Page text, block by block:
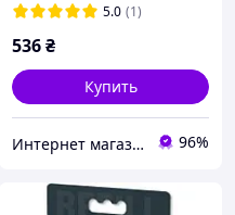
мл
5.0 (1)
536₴
Купить
Интернет магазин "HELMON" 96%